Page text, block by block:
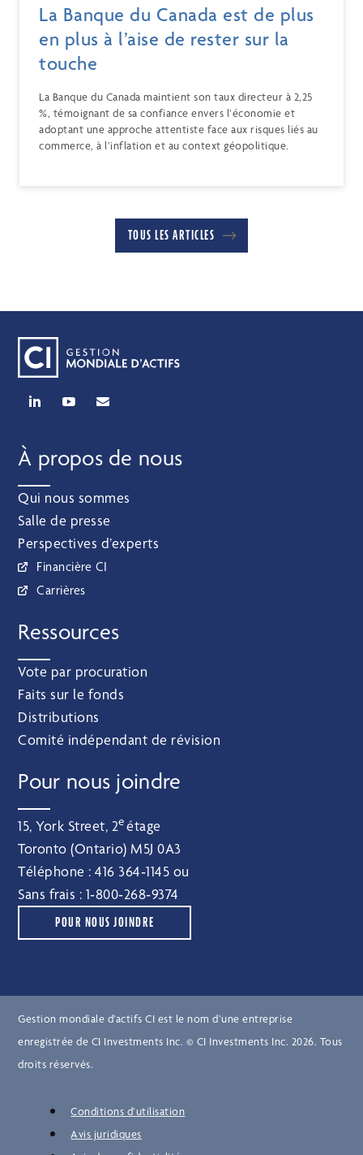
La Banque du Canada est de plus
en plus à l’aise de rester sur la
touche
La Banque du Canada maintient son taux directeur à 2,25
%, témoignant de sa confiance envers l’économie et
adoptant une approche attentiste face aux risques liés au
commerce, à l’inflation et au context géopolitique.
TOUS LES ARTICLES
À propos de nous
Qui nous sommes
Salle de presse
Perspectives d’experts
Financière CI
Carrières
Ressources
Vote par procuration
Faits sur le fonds
Distributions
Comité indépendant de révision
Pour nous joindre
15, York Street, 2eétage
Toronto (Ontario) M5J 0A3
Téléphone :416 364‑1145 ou
Sans frais : 1‑800‑268‑9374
POUR NOUS JOINDRE
Gestion mondiale d’actifs CI est le nom d’une entreprise
enregistrée de CI Investments Inc. © CI Investments Inc. 2026. Tous
droits réservés.
Conditions d’utilisation
Avis juridiques